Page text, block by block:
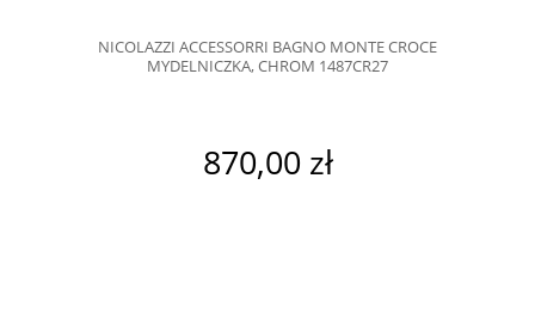
NICOLAZZI ACCESSORRI BAGNO MONTE CROCE
MYDELNICZKA, CHROM 1487CR27
870,00 zł